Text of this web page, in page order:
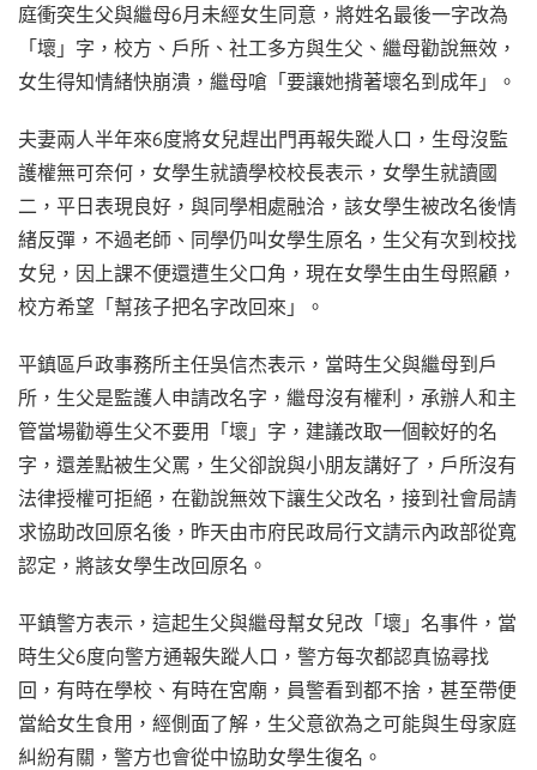
庭衝突生父與繼母6月未經女生同意，將姓名最後一字改為
「壞」字，校方、戶所、社工多方與生父、繼母勸說無效，
女生得知情緒快崩潰，繼母嗆「要讓她揹著壞名到成年」。
夫妻兩人半年來6度將女兒趕出門再報失蹤人口，生母沒監
護權無可奈何，女學生就讀學校校長表示，女學生就讀國
二，平日表現良好，與同學相處融洽，該女學生被改名後情
緒反彈，不過老師、同學仍叫女學生原名，生父有次到校找
女兒，因上課不便還遭生父口角，現在女學生由生母照顧，
校方希望「幫孩子把名字改回來」。
平鎮區戶政事務所主任吳信杰表示，當時生父與繼母到戶
所，生父是監護人申請改名字，繼母沒有權利，承辦人和主
管當場勸導生父不要用「壞」字，建議改取一個較好的名
字，還差點被生父罵，生父卻說與小朋友講好了，戶所沒有
法律授權可拒絕，在勸說無效下讓生父改名，接到社會局請
求協助改回原名後，昨天由市府民政局行文請示內政部從寬
認定，將該女學生改回原名。
平鎮警方表示，這起生父與繼母幫女兒改「壞」名事件，當
時生父6度向警方通報失蹤人口，警方每次都認真協尋找
回，有時在學校、有時在宮廟，員警看到都不捨，甚至帶便
當給女生食用，經側面了解，生父意欲為之可能與生母家庭
糾紛有關，警方也會從中協助女學生復名。